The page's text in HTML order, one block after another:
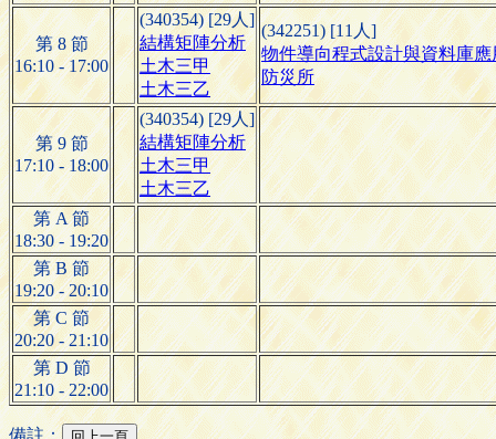
第 8 節
16:10 - 17:00
(340354) [29人]
結構矩陣分析
土木三甲
土木三乙
(342251) [11人]
物件導向程式設計與資料庫應
防災所
第 9 節
17:10 - 18:00
(340354) [29人]
結構矩陣分析
土木三甲
土木三乙
第 A 節
18:30 - 19:20
第 B 節
19:20 - 20:10
第 C 節
20:20 - 21:10
第 D 節
21:10 - 22:00
備註：